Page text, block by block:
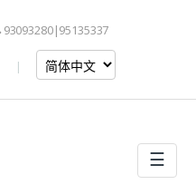
93093280|95135337
☰